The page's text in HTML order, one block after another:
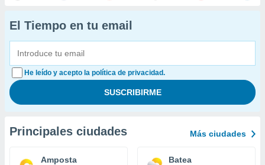
El Tiempo en tu email
He leído y acepto la política de privacidad.
Principales ciudades Más ciudades
Amposta Batea